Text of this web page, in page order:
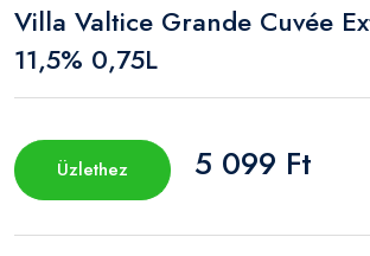
Villa Valtice Grande Cuvée
11,5% 0,75L
Üzlethez 5 099 Ft